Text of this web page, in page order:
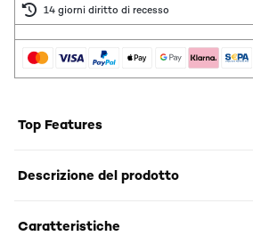
14 giorni diritto di recesso
Top Features
Descrizione del prodotto
Caratteristiche